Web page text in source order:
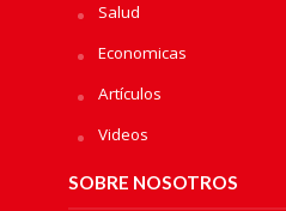
Salud
Economicas
Artículos
Videos
SOBRE NOSOTROS